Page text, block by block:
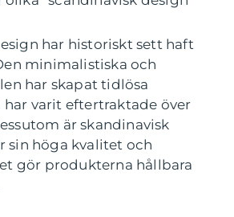
har historiskt sett haft
minimalistiska och
har skapat tidlösa
varit eftertraktade över
är skandinavisk
sin höga kvalitet och
gör produkterna hållbara